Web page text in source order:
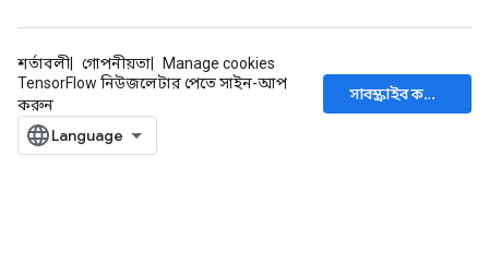
শর্তাবলী গোপনীয়তা
Manage cookies
TensorFlow নিউজলেটার পেতে সাইন-আপ
করুন
সাবস্ক্রাইব করুন